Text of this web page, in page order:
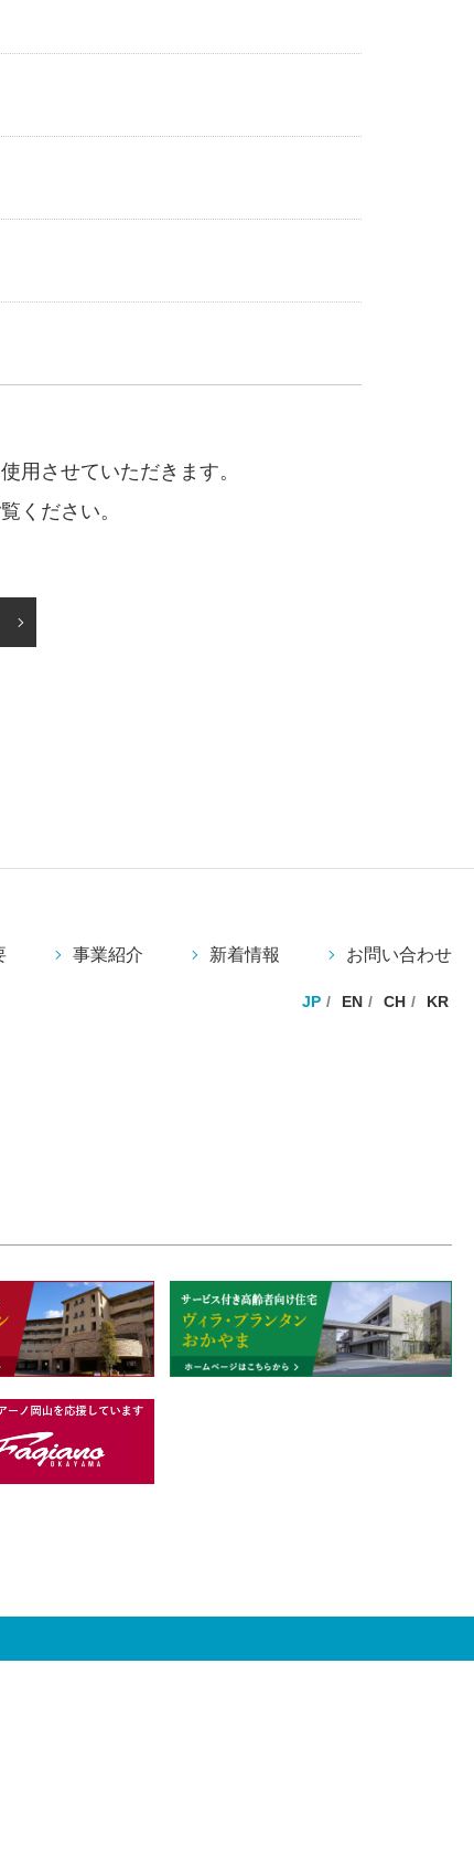
用させていただきます。
ください。
事業紹介 新着情報 お問い合わせ
JP EN CH KR